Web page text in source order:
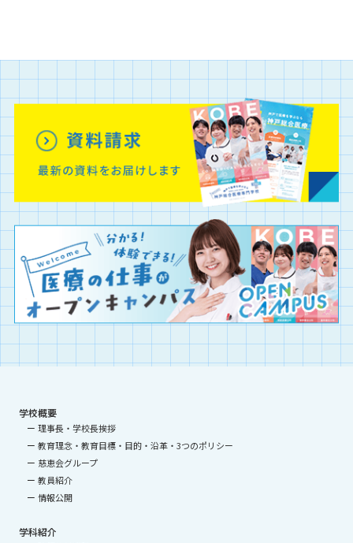
学校概要
理事長・学校長挨拶
教育理念・教育目標・目的・沿革・3つのポリシー
慈恵会グループ
教員紹介
情報公開
学科紹介